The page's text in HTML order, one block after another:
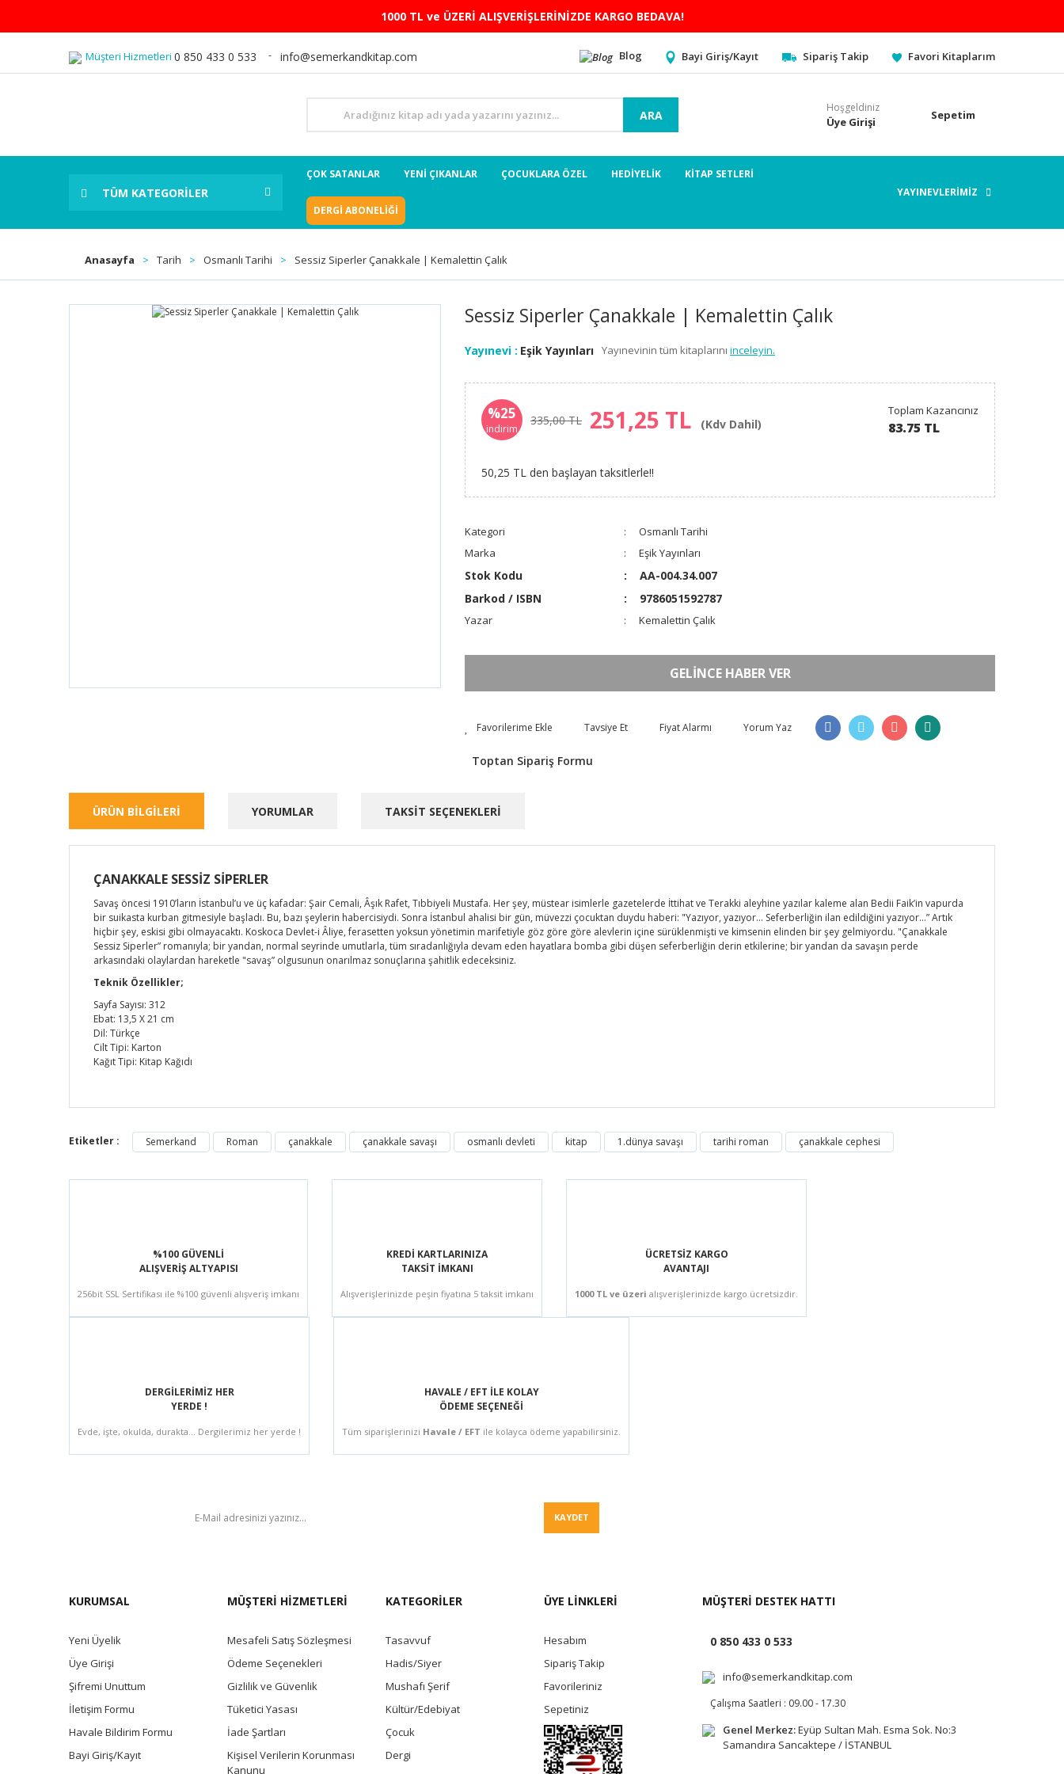
1000 TL ve ÜZERİ ALIŞVERİŞLERİNİZDE KARGO BEDAVA!
Müşteri Hizmetleri 0 850 433 0 533 info@semerkandkitap.com Blog Bayi Giriş/Kayıt Sipariş Takip Favori Kitaplarım
ARA
Hoşgeldiniz
Üye Girişi Sepetim
TÜM KATEGORİLER
ÇOK SATANLAR YENİ ÇIKANLAR ÇOCUKLARA ÖZEL HEDİYELİK KİTAP SETLERİ
DERGİ ABONELİĞİ
YAYINEVLERİMİZ
Anasayfa Tarih Osmanlı Tarihi Sessiz Siperler Çanakkale | Kemalettin Çalık
Sessiz Siperler Çanakkale | Kemalettin Çalık
Yayınevi : Eşik Yayınları Yayınevinin tüm kitaplarını inceleyin.
%25
indirim
335,00 TL 251,25 TL (Kdv Dahil)
Toplam Kazancınız
83.75 TL
50,25 TL den başlayan taksitlerle!!
Kategori
Osmanlı Tarihi
Marka
Eşik Yayınları
Stok Kodu
AA-004.34.007
Barkod / ISBN
9786051592787
Yazar Kemalettin Çalık
GELİNCE HABER VER
Tavsiye Et Fiyat Alarmı Yorum Yaz
Toptan Sipariş Formu
ÜRÜN BİLGİLERİ YORUMLAR TAKSİT SEÇENEKLERİ
ÇANAKKALE SESSİZ SİPERLER
Savaş öncesi 1910’ların İstanbul’u ve üç kafadar: Şair Cemali, Âşık Rafet, Tıbbiyeli Mustafa. Her şey, müstear isimlerle gazetelerde İttihat ve Terakki aleyhine yazılar kaleme alan Bedii Faik’in vapurda
bir suikasta kurban gitmesiyle başladı. Bu, bazı şeylerin habercisiydi. Sonra İstanbul ahalisi bir gün, müvezzi çocuktan duydu haberi: "Yazıyor, yazıyor… Seferberliğin ilan edildiğini yazıyor…” Artık
hiçbir şey, eskisi gibi olmayacaktı. Koskoca Devlet-i Âliye, ferasetten yoksun yönetimin marifetiyle göz göre göre alevlerin içine sürüklenmişti ve kimsenin elinden bir şey gelmiyordu. "Çanakkale
Sessiz Siperler” romanıyla; bir yandan, normal seyrinde umutlarla, tüm sıradanlığıyla devam eden hayatlara bomba gibi düşen seferberliğin derin etkilerine; bir yandan da savaşın perde
arkasındaki olaylardan hareketle "savaş” olgusunun onarılmaz sonuçlarına şahitlik edeceksiniz.
Teknik Özellikler;
Sayfa Sayısı: 312
Ebat: 13,5 X 21 cm
Dil: Türkçe
Cilt Tipi: Karton
Kağıt Tipi: Kitap Kağıdı
Etiketler : Semerkand Roman çanakkale çanakkale savaşı osmanlı devleti kitap 1.dünya savaşı tarihi roman çanakkale cephesi
%100 GÜVENLİ
ALIŞVERİŞ ALTYAPISI
256bit SSL Sertifikası ile %100 güvenli alışveriş imkanı
KREDİ KARTLARINIZA
TAKSİT İMKANI
Alışverişlerinizde peşin fiyatına 5 taksit imkanı
ÜCRETSİZ KARGO
AVANTAJI
1000 TL ve üzeri alışverişlerinizde kargo ücretsizdir.
DERGİLERİMİZ HER
YERDE !
Evde, işte, okulda, durakta... Dergilerimiz her yerde !
HAVALE / EFT İLE KOLAY
ÖDEME SEÇENEĞİ
Tüm siparişlerinizi Havale / EFT ile kolayca ödeme yapabilirsiniz.
KAYDET
KURUMSAL
Yeni Üyelik
Üye Girişi
Şifremi Unuttum
İletişim Formu
Havale Bildirim Formu
Bayi Giriş/Kayıt
MÜŞTERİ HİZMETLERİ
Mesafeli Satış Sözleşmesi
Ödeme Seçenekleri
Gizlilik ve Güvenlik
Tüketici Yasası
İade Şartları
Kişisel Verilerin Korunması
Kanunu
KATEGORİLER
Tasavvuf
Hadis/Siyer
Mushafı Şerif
Kültür/Edebiyat
Çocuk
Dergi
ÜYE LİNKLERİ
Hesabım
Sipariş Takip
Favorileriniz
Sepetiniz
MÜŞTERİ DESTEK HATTI
0 850 433 0 533
info@semerkandkitap.com
Çalışma Saatleri : 09.00 - 17.30
Genel Merkez:Eyüp Sultan Mah. Esma Sok. No:3
Samandıra Sancaktepe / İSTANBUL